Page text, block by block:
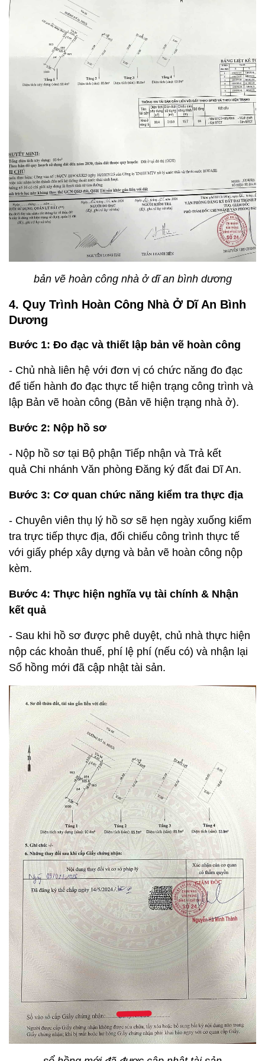
bản vẽ hoàn công nhà ở dĩ an bình dương
4. Quy Trình Hoàn Công Nhà Ở Dĩ An Bình
Dương
Bước 1: Đo đạc và thiết lập bản vẽ hoàn công
- Chủ nhà liên hệ với đơn vị có chức năng đo đạc
để tiến hành đo đạc thực tế hiện trạng công trình và
lập Bản vẽ hoàn công (Bản vẽ hiện trạng nhà ở).
Bước 2: Nộp hồ sơ
- Nộp hồ sơ tại Bộ phận Tiếp nhận và Trả kết
quả Chi nhánh Văn phòng Đăng ký đất đai Dĩ An.
Bước 3: Cơ quan chức năng kiểm tra thực địa
- Chuyên viên thụ lý hồ sơ sẽ hẹn ngày xuống kiểm
tra trực tiếp thực địa, đối chiếu công trình thực tế
với giấy phép xây dựng và bản vẽ hoàn công nộp
kèm.
Bước 4: Thực hiện nghĩa vụ tài chính & Nhận
kết quả
- Sau khi hồ sơ được phê duyệt, chủ nhà thực hiện
nộp các khoản thuế, phí lệ phí (nếu có) và nhận lại
Sổ hồng mới đã cập nhật tài sản.